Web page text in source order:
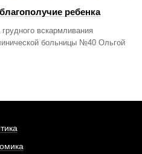
ребенка
вскармливания
больницы №40 Ольгой